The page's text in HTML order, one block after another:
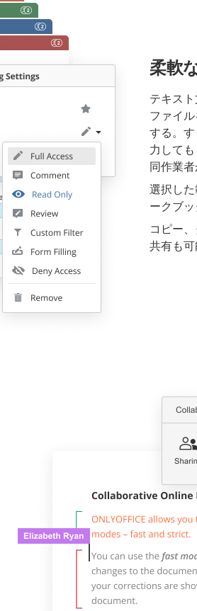
柔軟
テキス
ファイ
する。
力して
同作業
選択し
ークブ
コピー
共有も可